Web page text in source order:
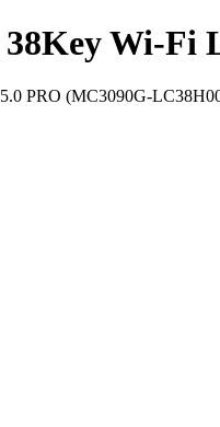
Wi-Fi
PRO (MC3090G-